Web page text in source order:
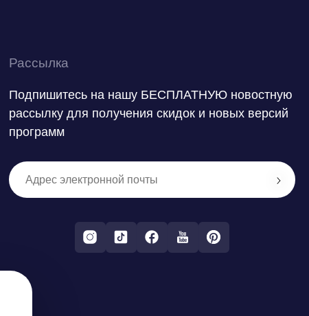
Рассылка
Подпишитесь на нашу БЕСПЛАТНУЮ новостную
рассылку для получения скидок и новых версий
программ